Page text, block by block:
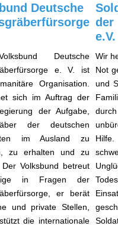
Deutsche
e.V.
Deutsche
e. V. ist
Organisation.
sich im Auftrag der
der Aufgabe,
der deutschen
im Ausland zu
zu erhalten und zu
Der Volksbund betreut
in Fragen der
er berät
und private Stellen,
die internationale
Wir
Not
und